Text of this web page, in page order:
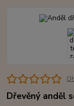
Dřevěný anděl